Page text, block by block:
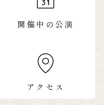
開催中の公演
アクセス